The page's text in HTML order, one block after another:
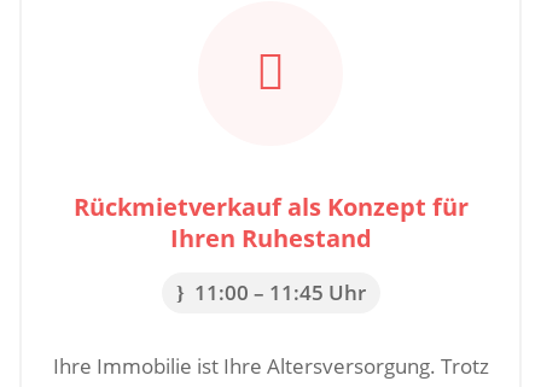

Rückmietverkauf als Konzept für
Ihren Ruhestand
11:00 – 11:45 Uhr
Ihre Immobilie ist Ihre Altersversorgung. Trotz